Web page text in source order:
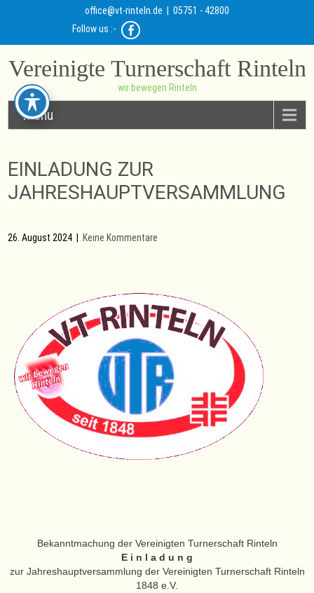
office@vt-rinteln.de | 05751 - 42800
Follow us :-
Vereinigte Turnerschaft Rinteln
wir bewegen Rinteln
Menu
EINLADUNG ZUR
JAHRESHAUPTVERSAMMLUNG
26. August 2024 Keine Kommentare
Bekanntmachung der Vereinigten Turnerschaft Rinteln
E i n l a d u n g
zur Jahreshauptversammlung der Vereinigten Turnerschaft Rinteln
1848 e.V.